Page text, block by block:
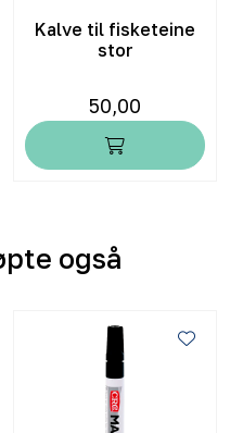
Kalve til fisketeine
stor
50,00
også